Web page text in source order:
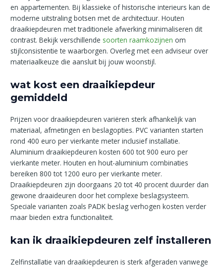
en appartementen. Bij klassieke of historische interieurs kan de
moderne uitstraling botsen met de architectuur. Houten
draaikiepdeuren met traditionele afwerking minimaliseren dit
contrast. Bekijk verschillende soorten raamkozijnen om
stijlconsistentie te waarborgen. Overleg met een adviseur over
materiaalkeuze die aansluit bij jouw woonstijl.
wat kost een draaikiepdeur
gemiddeld
Prijzen voor draaikiepdeuren variëren sterk afhankelijk van
materiaal, afmetingen en beslagopties. PVC varianten starten
rond 400 euro per vierkante meter inclusief installatie.
Aluminium draaikiepdeuren kosten 600 tot 900 euro per
vierkante meter. Houten en hout-aluminium combinaties
bereiken 800 tot 1200 euro per vierkante meter.
Draaikiepdeuren zijn doorgaans 20 tot 40 procent duurder dan
gewone draaideuren door het complexe beslagsysteem.
Speciale varianten zoals PADK beslag verhogen kosten verder
maar bieden extra functionaliteit.
kan ik draaikiepdeuren zelf installeren
Zelfinstallatie van draaikiepdeuren is sterk afgeraden vanwege